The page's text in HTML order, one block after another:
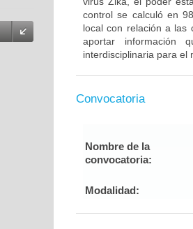
control se calculó en
local con relación a las
aportar información
interdisciplinaria para el
Convocatoria
Nombre de la
convocatoria:
Modalidad: